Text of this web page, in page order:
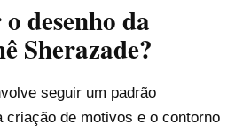
desenho da
Sherazade?
seguir um padrão
criação de motivos e o contorno